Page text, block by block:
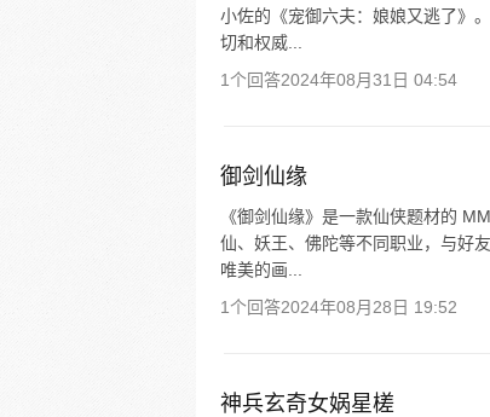
小佐的《宠御六夫：娘娘又逃了》
切和权威...
1个回答2024年08月31日 04:54
御剑仙缘
《御剑仙缘》是一款仙侠题材的
仙、妖王、佛陀等不同职业，与好
唯美的画...
1个回答2024年08月28日 19:52
神兵玄奇女娲星槎